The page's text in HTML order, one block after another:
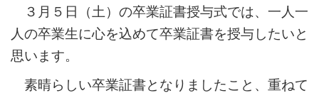
３月５日（土）の卒業証書授与式では、一人一
人の卒業生に心を込めて卒業証書を授与したいと
思います。
素晴らしい卒業証書となりましたこと、重ねて